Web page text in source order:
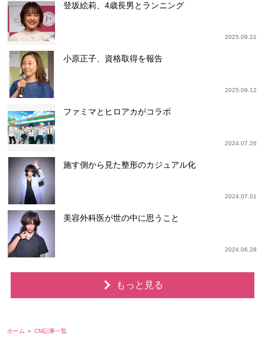
登坂絵莉、4歳長男とランニング
2025.09.21
小原正子、資格取得を報告
2025.09.12
ファミマとヒロアカがコラボ
2024.07.26
施す側から見た整形のカジュアル化
2024.07.01
美容外科医が世の中に思うこと
2024.06.28
もっと見る
ホーム CM記事一覧